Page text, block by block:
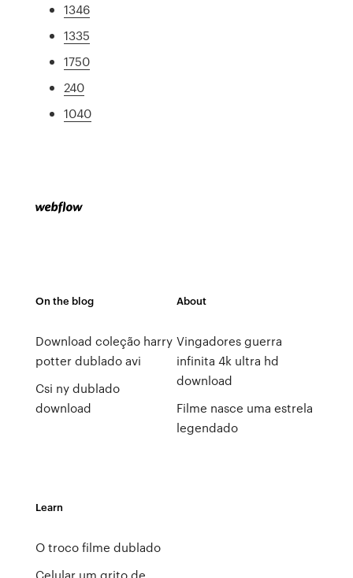
1346
1335
1750
240
1040
On the blog
Download coleção harry
potter dublado avi
Csi ny dublado
download
About
Vingadores guerra
infinita 4k ultra hd
download
Filme nasce uma estrela
legendado
Learn
O troco filme dublado
Celular um grito de